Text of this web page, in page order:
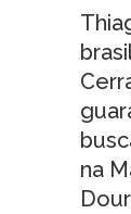
na